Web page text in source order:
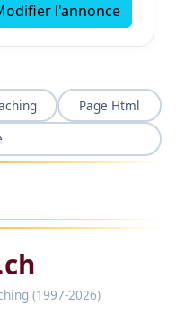
l'annonce
Page Html
(1997-2026)